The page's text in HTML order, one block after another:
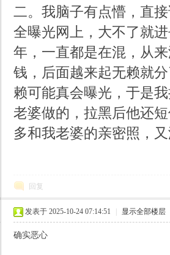
二。我脑子有点懵，直
全曝光网上，大不了就
年，一直都是在混，从
钱，后面越来起无赖就
赖可能真会曝光，于是
老婆做的，拉黑后他还
多和我老婆的亲密照，
回复
发表于 2025-10-24 07:14:51 显示全部楼层
确实恶心